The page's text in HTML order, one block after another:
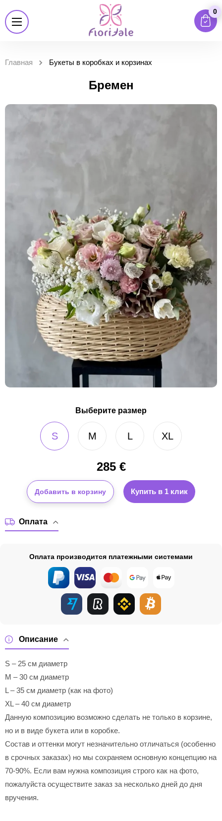
0
Главная Букеты в коробках и корзинах
Бремен
Выберите размер
S M L XL
285€
Добавить в корзину Купить в 1 клик
Описание
S – 25 см диаметр
M – 30 см диаметр
L – 35 см диаметр (как на фото)
XL – 40 см диаметр
Данную композицию возможно сделать не только в корзине,
но и в виде букета или в коробке.
Состав и оттенки могут незначительно отличаться (особенно
в срочных заказах) но мы сохраняем основную концепцию на
70-90%. Если вам нужна композиция строго как на фото,
пожалуйста осуществите заказ за несколько дней до дня
вручения.
Оплата
Оплата производится платежными системами